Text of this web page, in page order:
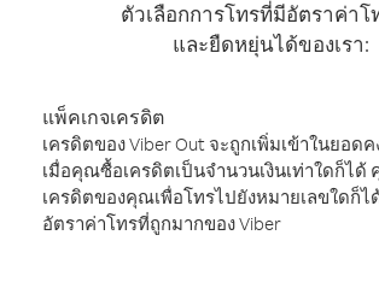
ตัวเลือกการโทรที่มีอัตราค่าโ
และยืดหยุ่นได้ของเรา:
แพ็คเกจเครดิต
เครดิตของ Viber Out จะถูกเพิ่มเข้าในยอด
เมื่อคุณซื้อเครดิตเป็นจำนวนเงินเท่าใดก็ได้
เครดิตของคุณเพื่อโทรไปยังหมายเลขใดก็ไ
อัตราค่าโทรที่ถูกมากของ Viber